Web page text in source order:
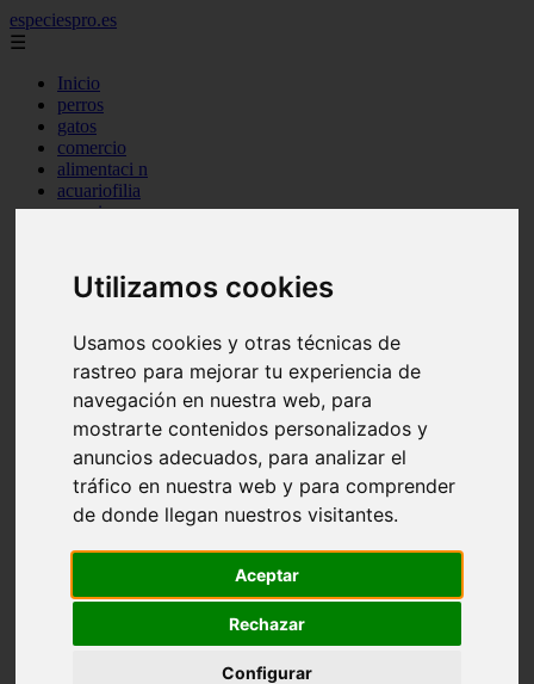
Utilizamos cookies
Usamos cookies y otras técnicas de
rastreo para mejorar tu experiencia de
navegación en nuestra web, para
mostrarte contenidos personalizados y
anuncios adecuados, para analizar el
tráfico en nuestra web y para comprender
de donde llegan nuestros visitantes.
Aceptar
Rechazar
Configurar
especiespro.es
☰
Inicio
perros
gatos
comercio
alimentaci n
acuariofilia
acuarios
ventas
mantenimiento
marketing
bienestar
peque os mam feros
verano
legislaci n
peluquer a
accesorios
peluquer a canina
complementos
comportamiento
reptiles
adopci n